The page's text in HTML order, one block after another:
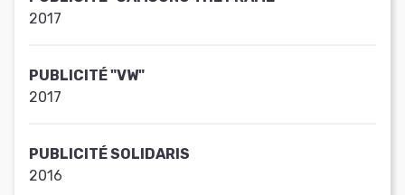
2017
PUBLICITÉ "VW"
2017
PUBLICITÉ SOLIDARIS
2016